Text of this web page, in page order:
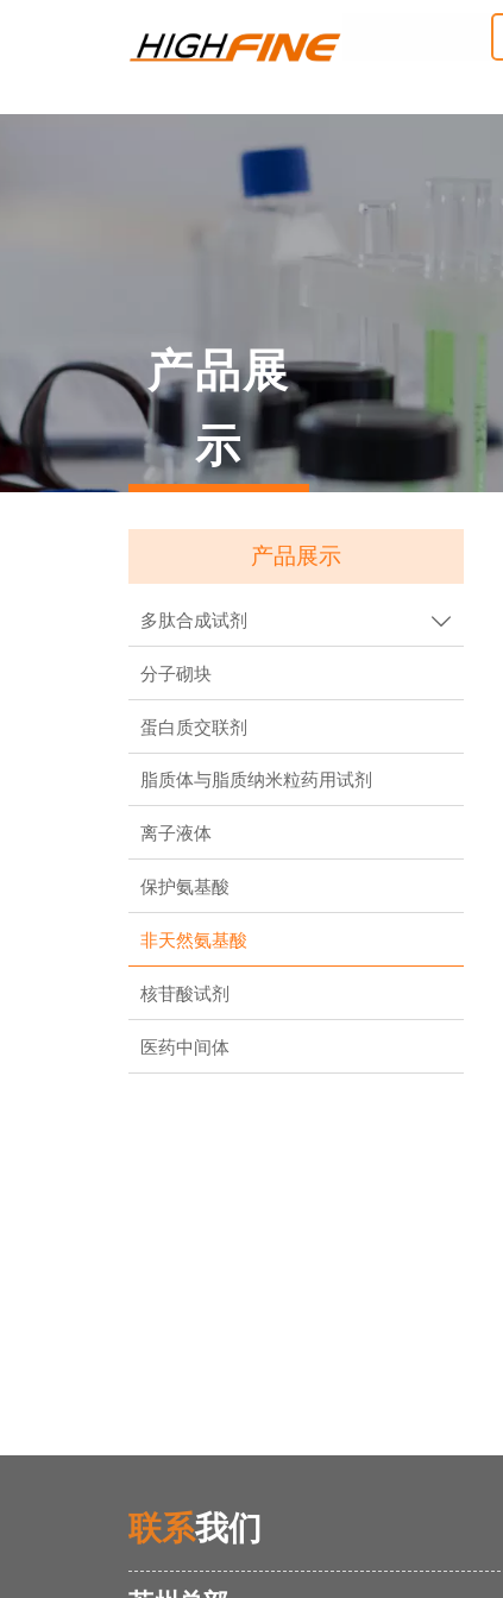
产品展
示
产品展示
多肽合成试剂 
分子砌块
蛋白质交联剂
脂质体与脂质纳米粒药用试剂
离子液体
保护氨基酸
非天然氨基酸
核苷酸试剂
医药中间体
联系我们